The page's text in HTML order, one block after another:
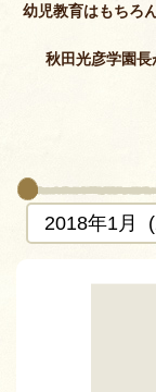
幼児教育はもちろ
秋田光彦学園長